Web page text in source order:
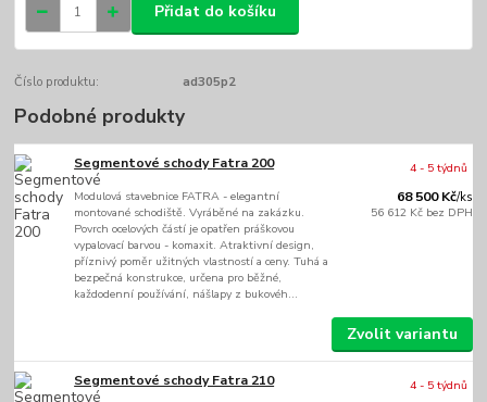
Přidat do košíku
Číslo produktu: ad305p2
Podobné produkty
Segmentové schody Fatra 200
Modulová stavebnice FATRA - elegantní
montované schodiště. Vyráběné na zakázku.
Povrch ocelových částí je opatřen práškovou
vypalovací barvou - komaxit. Atraktivní design,
příznivý poměr užitných vlastností a ceny. Tuhá a
bezpečná konstrukce, určena pro běžné,
každodenní používání, nášlapy z bukovéh...
68 500 Kč/ks
56 612 Kč bez DPH
4 - 5 týdnů
Zvolit variantu
Segmentové schody Fatra 210 4 - 5 týdnů